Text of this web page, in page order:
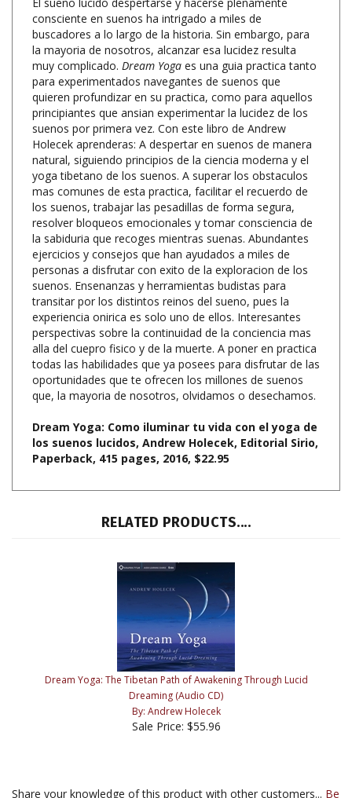
buscadores a lo largo de la historia. Sin embargo, para
la mayoria de nosotros, alcanzar esa lucidez resulta
muy complicado.Dream Yogaes una guia practica tanto
para experimentados navegantes de suenos que
quieren profundizar en su practica, como para aquellos
principiantes que ansian experimentar la lucidez de los
suenos por primera vez. Con este libro de Andrew
Holecek aprenderas: A despertar en suenos de manera
natural, siguiendo principios de la ciencia moderna y el
yoga tibetano de los suenos. A superar los obstaculos
mas comunes de esta practica, facilitar el recuerdo de
los suenos, trabajar las pesadillas de forma segura,
resolver bloqueos emocionales y tomar consciencia de
la sabiduria que recoges mientras suenas. Abundantes
ejercicios y consejos que han ayudados a miles de
personas a disfrutar con exito de la exploracion de los
suenos. Ensenanzas y herramientas budistas para
transitar por los distintos reinos del sueno, pues la
experiencia onirica es solo uno de ellos. Interesantes
perspectivas sobre la continuidad de la conciencia mas
alla del cuepro fisico y de la muerte. A poner en practica
todas las habilidades que ya posees para disfrutar de las
oportunidades que te ofrecen los millones de suenos
que, la mayoria de nosotros, olvidamos o desechamos.
Dream Yoga: Como iluminar tu vida con el yoga de
Paperback, 415 pages, 2016, $22.95
RELATED PRODUCTS....
Dream Yoga: The Tibetan Path of Awakening Through Lucid
Dreaming (Audio CD)
By: Andrew Holecek
Sale Price: $55.96